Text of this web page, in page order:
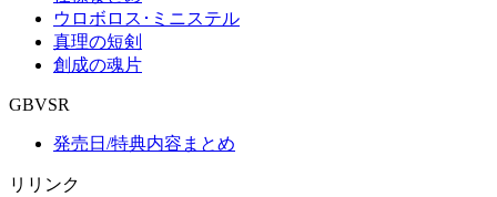
ウロボロス･ミニステル
真理の短剣
創成の魂片
GBVSR
発売日/特典内容まとめ
リリンク